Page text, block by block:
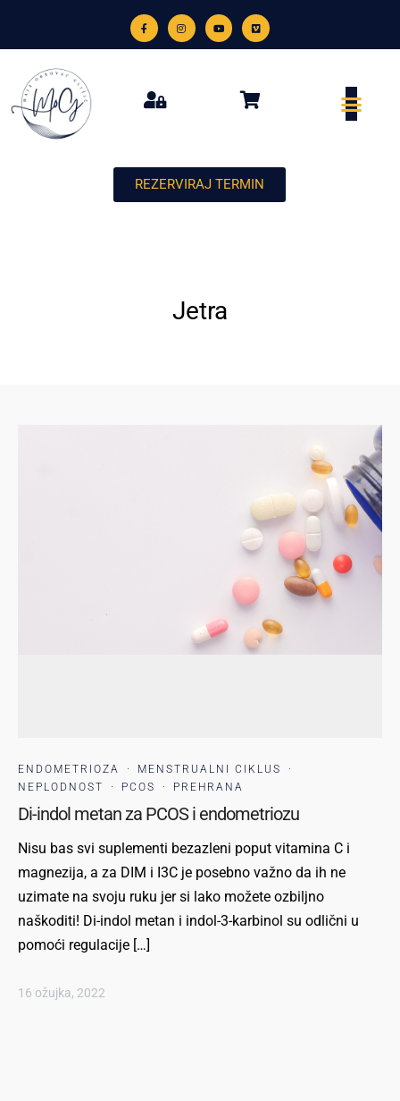
REZERVIRAJ TERMIN
Jetra
ENDOMETRIOZA · MENSTRUALNI CIKLUS
·
NEPLODNOST
· PCOS · PREHRANA
Di-indol metan za PCOS i endometriozu
Nisu bas svi suplementi bezazleni poput vitamina C i
magnezija, a za DIM i I3C je posebno važno da ih ne
uzimate na svoju ruku jer si lako možete ozbiljno
naškoditi! Di-indol metan i indol-3-karbinol su odlični u
pomoći regulacije […]
16 ožujka, 2022